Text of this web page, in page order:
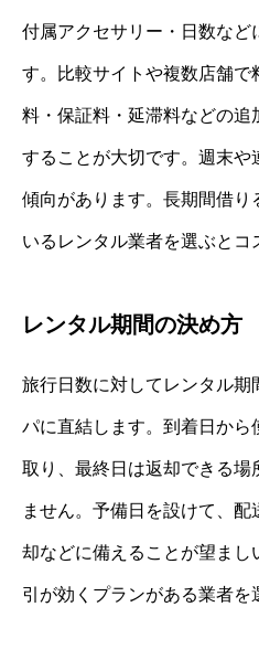
付属アクセサリー・日数など
す。比較サイトや複数店舗で
料・保証料・延滞料などの追
することが大切です。週末や
傾向があります。長期間借り
いるレンタル業者を選ぶとコ
レンタル期間の決め方
旅行日数に対してレンタル期
パに直結します。到着日から
取り、最終日は返却できる場
ません。予備日を設けて、
却などに備えることが望まし
引が効くプランがある業者を